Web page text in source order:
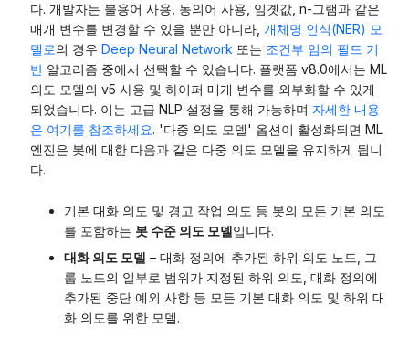
다. 개발자는 불용어 사용, 동의어 사용, 임곗값, n-그램과 같은
매개 변수를 변경할 수 있을 뿐만 아니라, 개체명 인식(NER) 모
델로의 경우 Deep Neural Network 또는 조건부 임의 필드 기
반알고리즘 중에서 선택할 수 있습니다. 플랫폼 v8.0에서는 ML
의도 모델의 v5 사용 및 하이퍼 매개 변수를 외부화할 수 있게
되었습니다. 이는 고급 NLP 설정을 통해 가능하며 자세한 내용
은 여기를 참조하세요. '다중 의도 모델' 옵션이 활성화되면 ML
엔진은 봇에 대한 다음과 같은 다중 의도 모델을 유지하게 됩니
다.
기본 대화 의도 및 경고 작업 의도 등 봇의 모든 기본 의도
를 포함하는 봇 수준 의도 모델입니다.
대화 의도 모델 – 대화 정의에 추가된 하위 의도 노드, 그
룹 노드의 일부로 범위가 지정된 하위 의도, 대화 정의에
추가된 중단 예외 사항 등 모든 기본 대화 의도 및 하위 대
화 의도를 위한 모델.